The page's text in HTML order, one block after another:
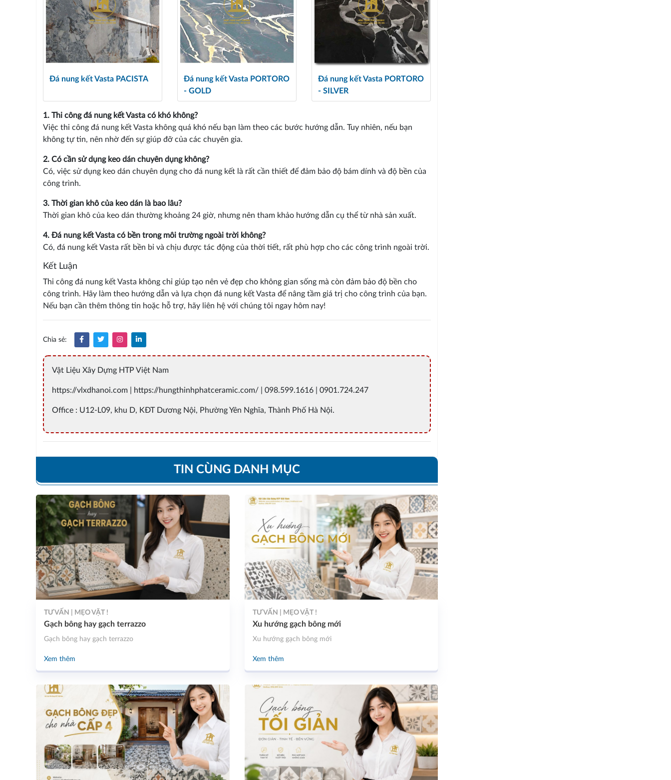
Đá nung kết Vasta PACISTA
Đá nung kết Vasta PORTORO
- GOLD
Đá nung kết Vasta PORTORO
- SILVER
1. Thi công đá nung kết Vasta có khó không?
Việc thi công đá nung kết Vasta không quá khó nếu bạn làm theo các bước hướng dẫn. Tuy nhiên, nếu bạn
không tự tin, nên nhờ đến sự giúp đỡ của các chuyên gia.
2. Có cần sử dụng keo dán chuyên dụng không?
Có, việc sử dụng keo dán chuyên dụng cho đá nung kết là rất cần thiết để đảm bảo độ bám dính và độ bền của
công trình.
3. Thời gian khô của keo dán là bao lâu?
Thời gian khô của keo dán thường khoảng 24 giờ, nhưng nên tham khảo hướng dẫn cụ thể từ nhà sản xuất.
4. Đá nung kết Vasta có bền trong môi trường ngoài trời không?
Có, đá nung kết Vasta rất bền bỉ và chịu được tác động của thời tiết, rất phù hợp cho các công trình ngoài trời.
Kết Luận
Thi công đá nung kết Vasta không chỉ giúp tạo nên vẻ đẹp cho không gian sống mà còn đảm bảo độ bền cho
công trình. Hãy làm theo hướng dẫn và lựa chọn đá nung kết Vasta để nâng tầm giá trị cho công trình của bạn.
Nếu bạn cần thêm thông tin hoặc hỗ trợ, hãy liên hệ với chúng tôi ngay hôm nay!
Chia sẻ:
Vật Liệu Xây Dựng HTP Việt Nam
https://vlxdhanoi.com | https://hungthinhphatceramic.com/ | 098.599.1616 | 0901.724.247
Office : U12-L09, khu D, KĐT Dương Nội, Phường Yên Nghĩa, Thành Phố Hà Nội.
TIN CÙNG DANH MỤC
TƯ VẤN | MẸO VẶT !
Gạch bông hay gạch terrazzo
Gạch bông hay gạch terrazzo
Xem thêm
TƯ VẤN | MẸO VẶT !
Xu hướng gạch bông mới
Xu hướng gạch bông mới
Xem thêm